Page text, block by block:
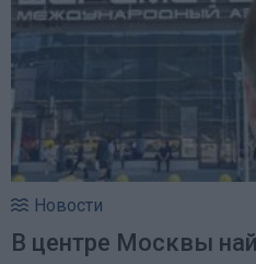
Новости
В центре Москвы